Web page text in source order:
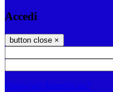
Accedi
button close ×
Password dimenticata?